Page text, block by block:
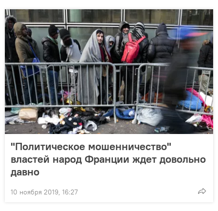
"Политическое мошенничество"
властей народ Франции ждет довольно
давно
10 ноября 2019, 16:27